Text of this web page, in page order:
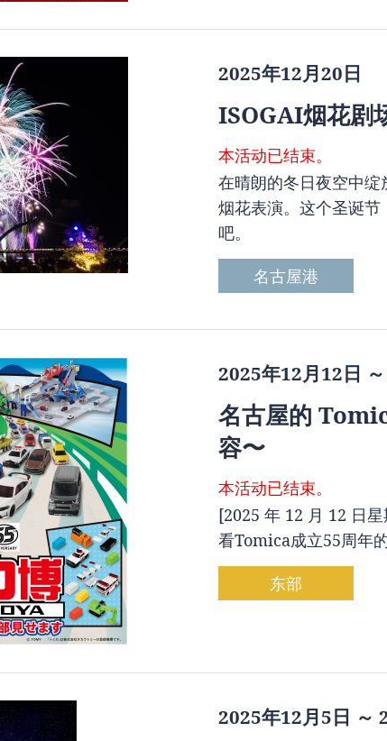
2025年12月20日
ISOGAI烟花剧
本活动已结束。
在晴朗的冬日夜空中
烟花表演。这个圣诞
吧。
名古屋港
2025年12月12日
名古屋的
容〜
本活动已结束。
[2025 年 12 月 12 日
看Tomica成立55周年
东部
2025年12月5日 ～